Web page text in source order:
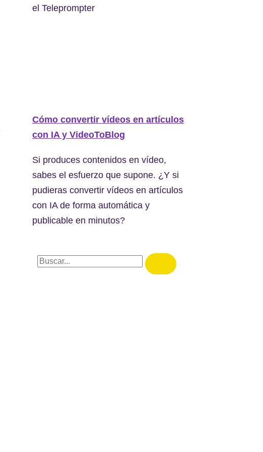
el Teleprompter
Cómo convertir vídeos en artículos
con IA y VideoToBlog
Si produces contenidos en vídeo,
sabes el esfuerzo que supone. ¿Y si
pudieras convertir vídeos en artículos
con IA de forma automática y
publicable en minutos?